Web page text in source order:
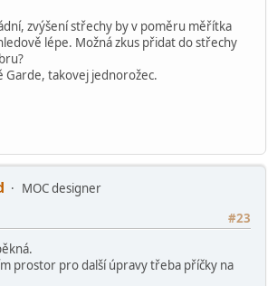
zvýšení střechy by v poměru měřítka
lépe. Možná zkus přidat do střechy
Garde, takovej jednorožec.
MOC designer
#23
prostor pro další úpravy třeba příčky na